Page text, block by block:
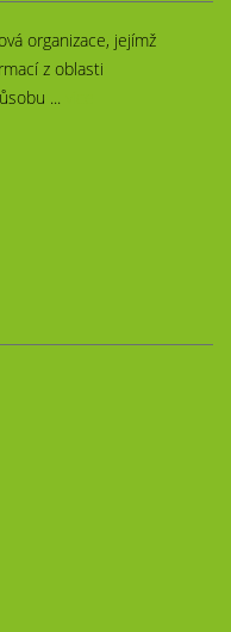
organizace, jejímž
z oblasti
...